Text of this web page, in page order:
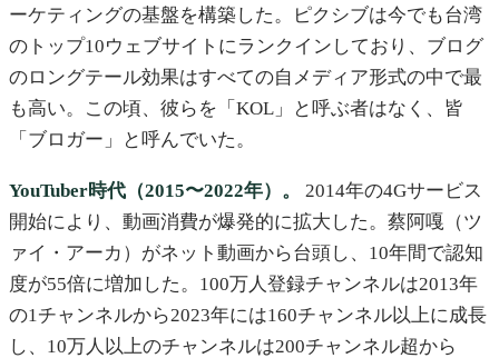
ーケティングの基盤を構築した。ピクシブは今でも台湾
のトップ10ウェブサイトにランクインしており、ブログ
のロングテール効果はすべての自メディア形式の中で最
も高い。この頃、彼らを「KOL」と呼ぶ者はなく、皆
「ブロガー」と呼んでいた。
YouTuber時代（2015〜2022年）。
2014年の4Gサービス
開始により、動画消費が爆発的に拡大した。蔡阿嘎（ツ
ァイ・アーカ）がネット動画から台頭し、10年間で認知
度が55倍に増加した。100万人登録チャンネルは2013年
の1チャンネルから2023年には160チャンネル以上に成長
し、10万人以上のチャンネルは200チャンネル超から